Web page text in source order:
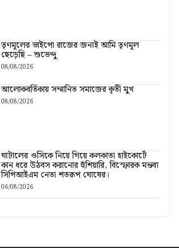
তৃণমূলের ভাইপো রাজের জন্যই আমি তৃণমূল
ছেড়েছি – শুভেন্দু
08/08/2026
আলোকবর্তিকায় সম্মানিত সমাজের কৃতী মুখ
08/08/2026
ঘাটালের ওসিকে নিয়ে গিয়ে কলকাতা হাইকোর্টে
কান ধরে উঠবস করানোর হুঁশিয়ারি, বিস্ফোরক মন্তব্য
সিপিআইএম নেতা শতরূপ ঘোষের।
06/08/2026